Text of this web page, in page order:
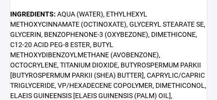
INGREDIENTS: AQUA (WATER), ETHYLHEXYL
METHOXYCINNAMATE (OCTINOXATE), GLYCERYL STEARATE SE,
GLYCERIN, BENZOPHENONE-3 (OXYBEZONE), DIMETHICONE,
C12-20 ACID PEG-8 ESTER, BUTYL
METHOXYDIBENZOYLMETHANE (AVOBENZONE),
OCTOCRYLENE, TITANIUM DIOXIDE, BUTYROSPERMUM PARKII
[BUTYROSPERMUM PARKII (SHEA) BUTTER], CAPRYLIC/CAPRIC
TRIGLYCERIDE, VP/HEXADECENE COPOLYMER, DIMETHICONOL,
ELAEIS GUINEENSIS [ELAEIS GUINENSIS (PALM) OIL],